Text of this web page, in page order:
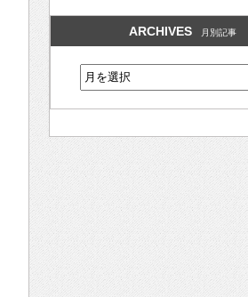
ARCHIVES 月別記事